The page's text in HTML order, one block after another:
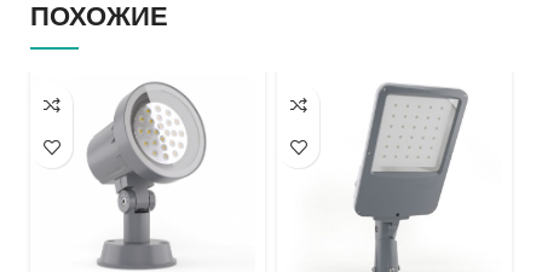
ПОХОЖИЕ